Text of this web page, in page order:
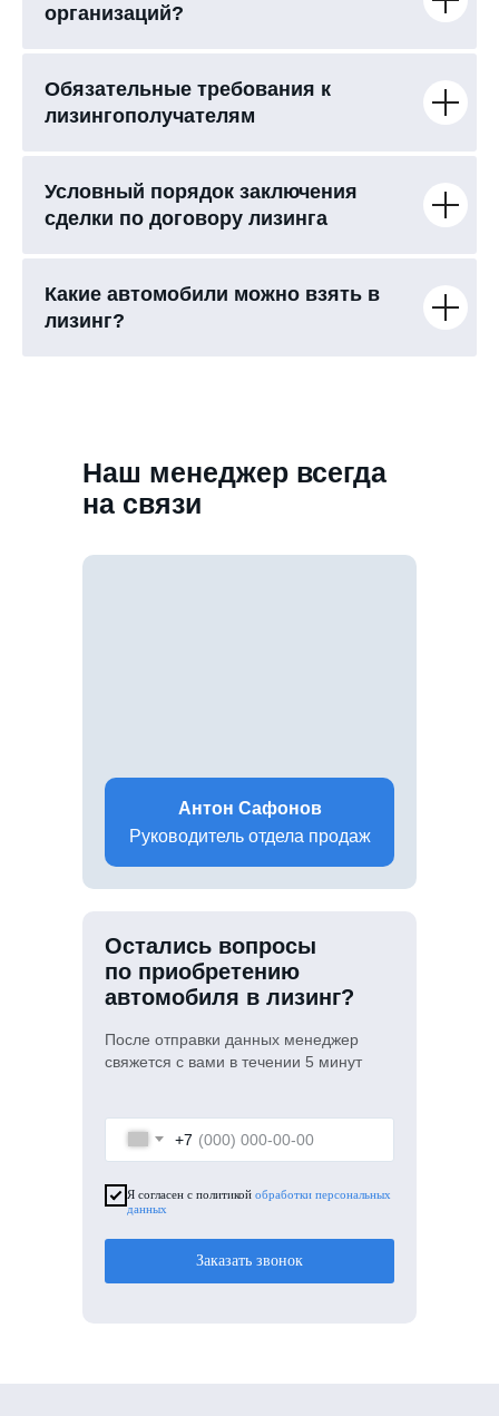
организаций?
Обязательные требования к
лизингополучателям
Условный порядок заключения
сделки по договору лизинга
Какие автомобили можно взять в
лизинг?
Наш менеджер всегда
на связи
+7
Я согласен с политикой обработки персональных
данных
Заказать звонок
Остались вопросы
по приобретению
автомобиля в лизинг?
После отправки данных менеджер
свяжется с вами в течении 5 минут
Антон Сафонов
Руководитель отдела продаж